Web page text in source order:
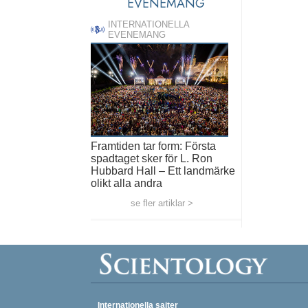
INTERNATIONELLA
EVENEMANG
Framtiden tar form: Första
spadtaget sker för L. Ron
Hubbard Hall – Ett landmärke
olikt alla andra
se fler artiklar >
Internationella sajter